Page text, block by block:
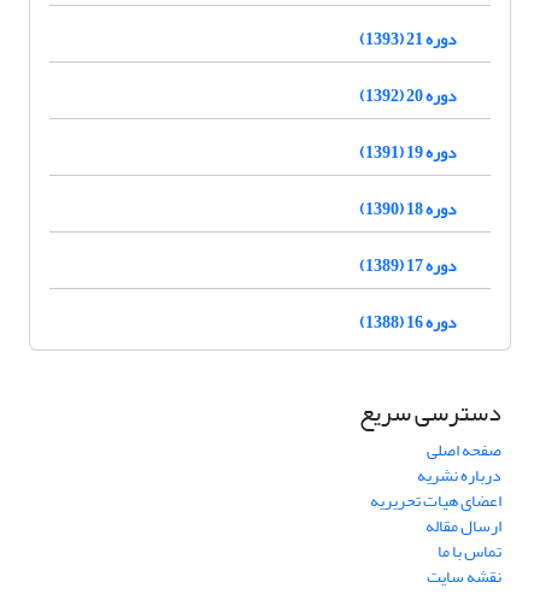
دوره 21 (1393)
دوره 20 (1392)
دوره 19 (1391)
دوره 18 (1390)
دوره 17 (1389)
دوره 16 (1388)
دسترسی سریع
صفحه اصلی
درباره نشریه
اعضای هیات تحریریه
ارسال مقاله
تماس با ما
نقشه سایت